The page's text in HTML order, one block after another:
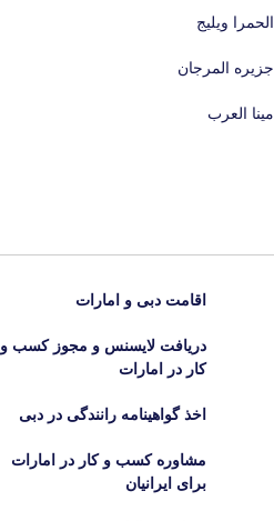
الحمرا ویلیج
جزیره المرجان
مینا العرب
اقامت دبی و امارات
دریافت لایسنس و مجوز کسب‌ و
کار در امارات
اخذ گواهینامه رانندگی در دبی
مشاوره کسب و کار در امارات
برای ایرانیان